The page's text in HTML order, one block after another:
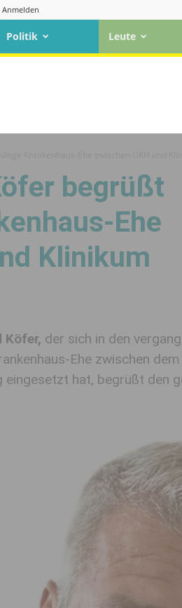
Anmelden
Politik Leute
begrüßt
Ehe
Klinikum
Köfer, der sich in den
Ehe zwischen
eingesetzt hat, begrüßt den